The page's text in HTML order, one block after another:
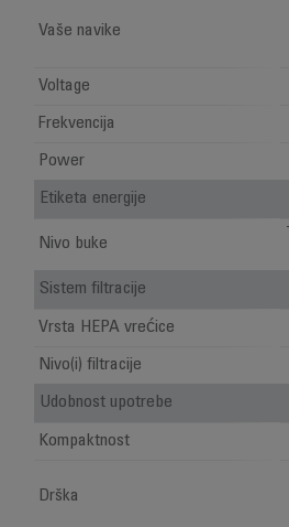
Vaše navike
Voltage
Frekvencija
Power
Etiketa energije
Nivo buke
Sistem filtracije
Vrsta HEPA vrećice
Nivo(i) filtracije
Udobnost upotrebe
Kompaktnost
Drška